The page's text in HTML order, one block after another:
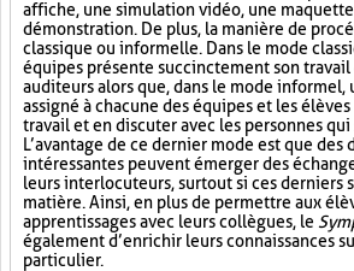
affiche, une simulation vidéo, une
démonstration. De plus, la manière de
classique ou informelle. Dans le mode
équipes présente succinctement son
auditeurs alors que, dans le mode informel,
assigné à chacune des équipes et les
travail et en discuter avec les personnes qui
L’avantage de ce dernier mode est que des
intéressantes peuvent émerger des
leurs interlocuteurs, surtout si ces derniers
matière. Ainsi, en plus de permettre aux
apprentissages avec leurs collègues, le
également d’enrichir leurs connaissances
particulier.